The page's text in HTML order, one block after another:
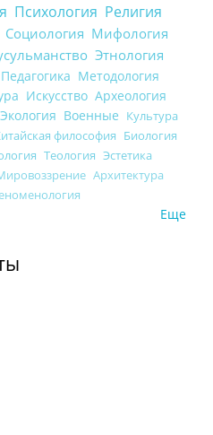
Психология Религия
Социология Мифология
Этнология
Педагогика Методология
Искусство Археология
Экология Военные Культура
философия Биология
Теология Эстетика
Архитектура
Еще